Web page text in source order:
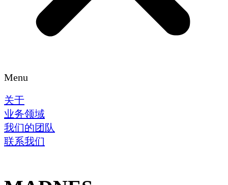
Menu
关于
业务领域
我们的团队
联系我们